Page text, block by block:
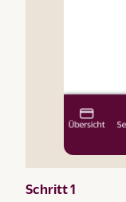
Schritt 1